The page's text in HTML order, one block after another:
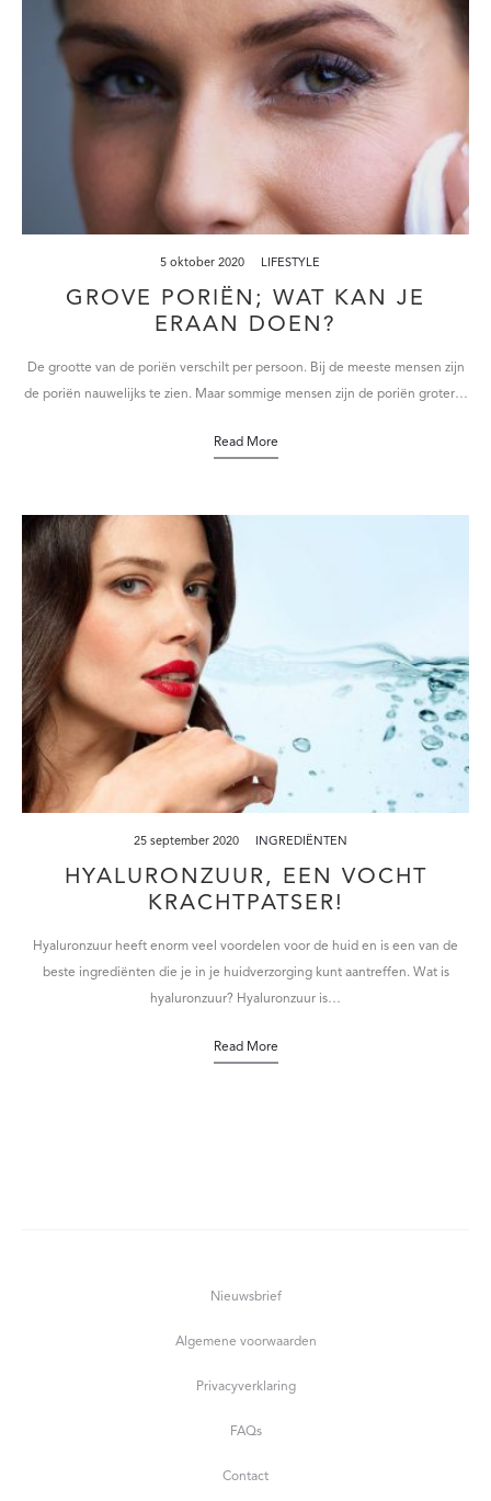
5 oktober 2020 LIFESTYLE
GROVE PORIËN; WAT KAN JE
ERAAN DOEN?
De grootte van de poriën verschilt per persoon. Bij de meeste mensen zijn
de poriën nauwelijks te zien. Maar sommige mensen zijn de poriën groter…
Read More
25 september 2020 INGREDIËNTEN
HYALURONZUUR, EEN VOCHT
KRACHTPATSER!
Hyaluronzuur heeft enorm veel voordelen voor de huid en is een van de
beste ingrediënten die je in je huidverzorging kunt aantreffen. Wat is
hyaluronzuur? Hyaluronzuur is…
Read More
Nieuwsbrief
Algemene voorwaarden
Privacyverklaring
FAQs
Contact